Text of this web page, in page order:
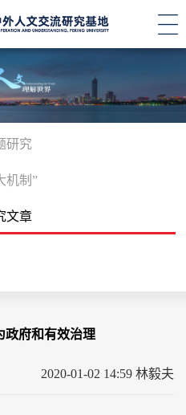
研究
机制”
文章
政府和有效治理
2020-01-02 14:59 林毅夫